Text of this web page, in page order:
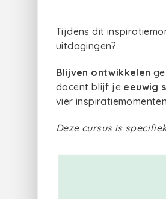
Tijdens dit
uitdagingen?
Blijven ontwikkelen
docent blijf je eeuwig
vier
Deze cursus is